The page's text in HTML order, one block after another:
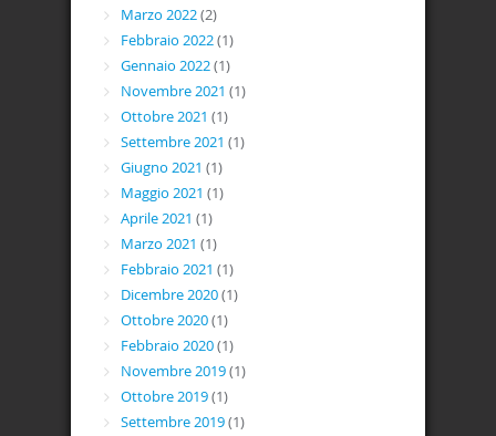
Marzo 2022(2)
Febbraio 2022(1)
Gennaio 2022(1)
Novembre 2021 (1)
Ottobre 2021 (1)
Settembre 2021 (1)
Giugno 2021 (1)
Maggio 2021 (1)
Aprile 2021 (1)
Marzo 2021 (1)
Febbraio 2021 (1)
Dicembre 2020(1)
Ottobre 2020(1)
Febbraio 2020(1)
Novembre 2019(1)
Ottobre 2019(1)
Settembre 2019(1)